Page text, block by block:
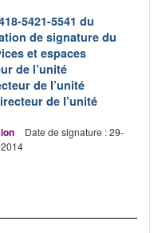
5421-5541 du
de signature du
et espaces
de l’unité
de l’unité
de l’unité
Date de signature : 29-